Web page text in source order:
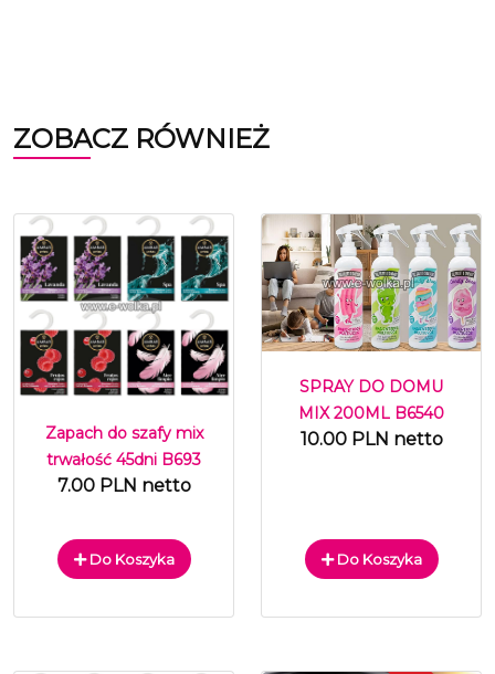
ZOBACZ RÓWNIEŻ
Zapach do szafy mix
trwałość 45dni B693
7.00 PLN netto
Do Koszyka
SPRAY DO DOMU
MIX 200ML B6540
10.00 PLN netto
Do Koszyka